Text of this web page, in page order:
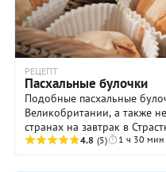
РЕЦЕПТ
Пасхальные булочки
Подобные пасхальные
Великобритании, а также
странах на завтрак в
Воскресения Христова.
4.8 (5) 1 ч 30 мин